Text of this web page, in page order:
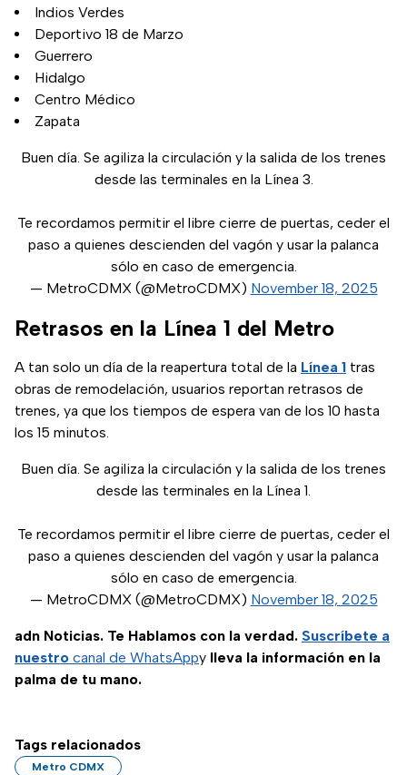
Indios Verdes
Deportivo 18 de Marzo
Guerrero
Hidalgo
Centro Médico
Zapata
Buen día. Se agiliza la circulación y la salida de los trenes
desde las terminales en la Línea 3.
Te recordamos permitir el libre cierre de puertas, ceder el
paso a quienes descienden del vagón y usar la palanca
sólo en caso de emergencia.
— MetroCDMX (@MetroCDMX) November 18, 2025
Retrasos en la Línea 1 del Metro
A tan solo un día de la reapertura total de la Línea 1 tras
obras de remodelación, usuarios reportan retrasos de
trenes, ya que los tiempos de espera van de los 10 hasta
los 15 minutos.
Buen día. Se agiliza la circulación y la salida de los trenes
desde las terminales en la Línea 1.
Te recordamos permitir el libre cierre de puertas, ceder el
paso a quienes descienden del vagón y usar la palanca
sólo en caso de emergencia.
— MetroCDMX (@MetroCDMX) November 18, 2025
adn Noticias. Te Hablamos con la verdad. Suscríbete a
nuestro canal de WhatsAppy lleva la información en la
palma de tu mano.
Tags relacionados
Metro CDMX